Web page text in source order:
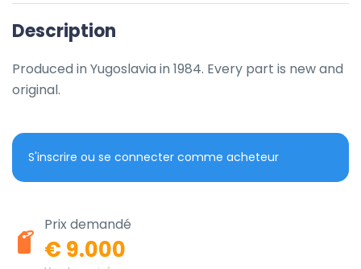
Description
Produced in Yugoslavia in 1984. Every part is new and
original.
S'inscrire ou se connecter comme acheteur
Prix demandé
€ 9.000